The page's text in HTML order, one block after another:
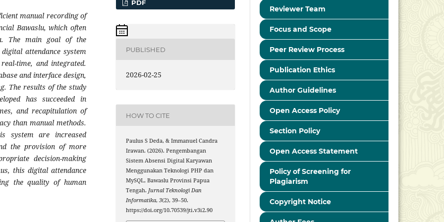
manual recording of
Bawaslu, which often
The main goal of the
attendance system
time, and integrated.
and interface design,
The results of the study
has succeeded in
and recapitulation of
than manual methods.
system are increased
the provision of more
decision-making
this digital attendance
the quality of human
PDF
PUBLISHED
2026-02-25
HOW TO CITE
Paulus S Deda, & Immanuel Candra
Irawan. (2026). Pengembangan
Sistem Absensi Digital Karyawan
Menggunakan Teknologi PHP dan
MySQL, Bawaslu Provinsi Papua
Tengah.Jurnal Teknologi Dan
Informatika,3(2), 39–50.
https://doi.org/10.70539/jti.v3i2.90
Reviewer Team
Focus and Scope
Peer Review Process
Publication Ethics
Author Guidelines
Open Access Policy
Section Policy
Open Access Statement
Policy of Screening for
Plagiarism
Copyright Notice